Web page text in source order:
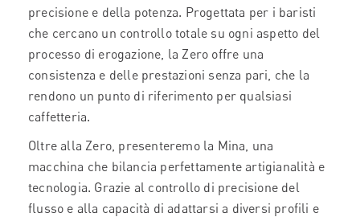
precisione e della potenza. Progettata per i baristi
che cercano un controllo totale su ogni aspetto del
processo di erogazione, la Zero offre una
consistenza e delle prestazioni senza pari, che la
rendono un punto di riferimento per qualsiasi
caffetteria.
Oltre alla Zero, presenteremo la Mina, una
macchina che bilancia perfettamente artigianalità e
tecnologia. Grazie al controllo di precisione del
flusso e alla capacità di adattarsi a diversi profili e